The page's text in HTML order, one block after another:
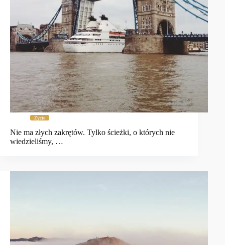
Życie
Nie ma złych zakrętów. Tylko ścieżki, o których nie
wiedzieliśmy, …